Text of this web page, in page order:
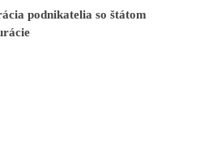
podnikatelia so štátom